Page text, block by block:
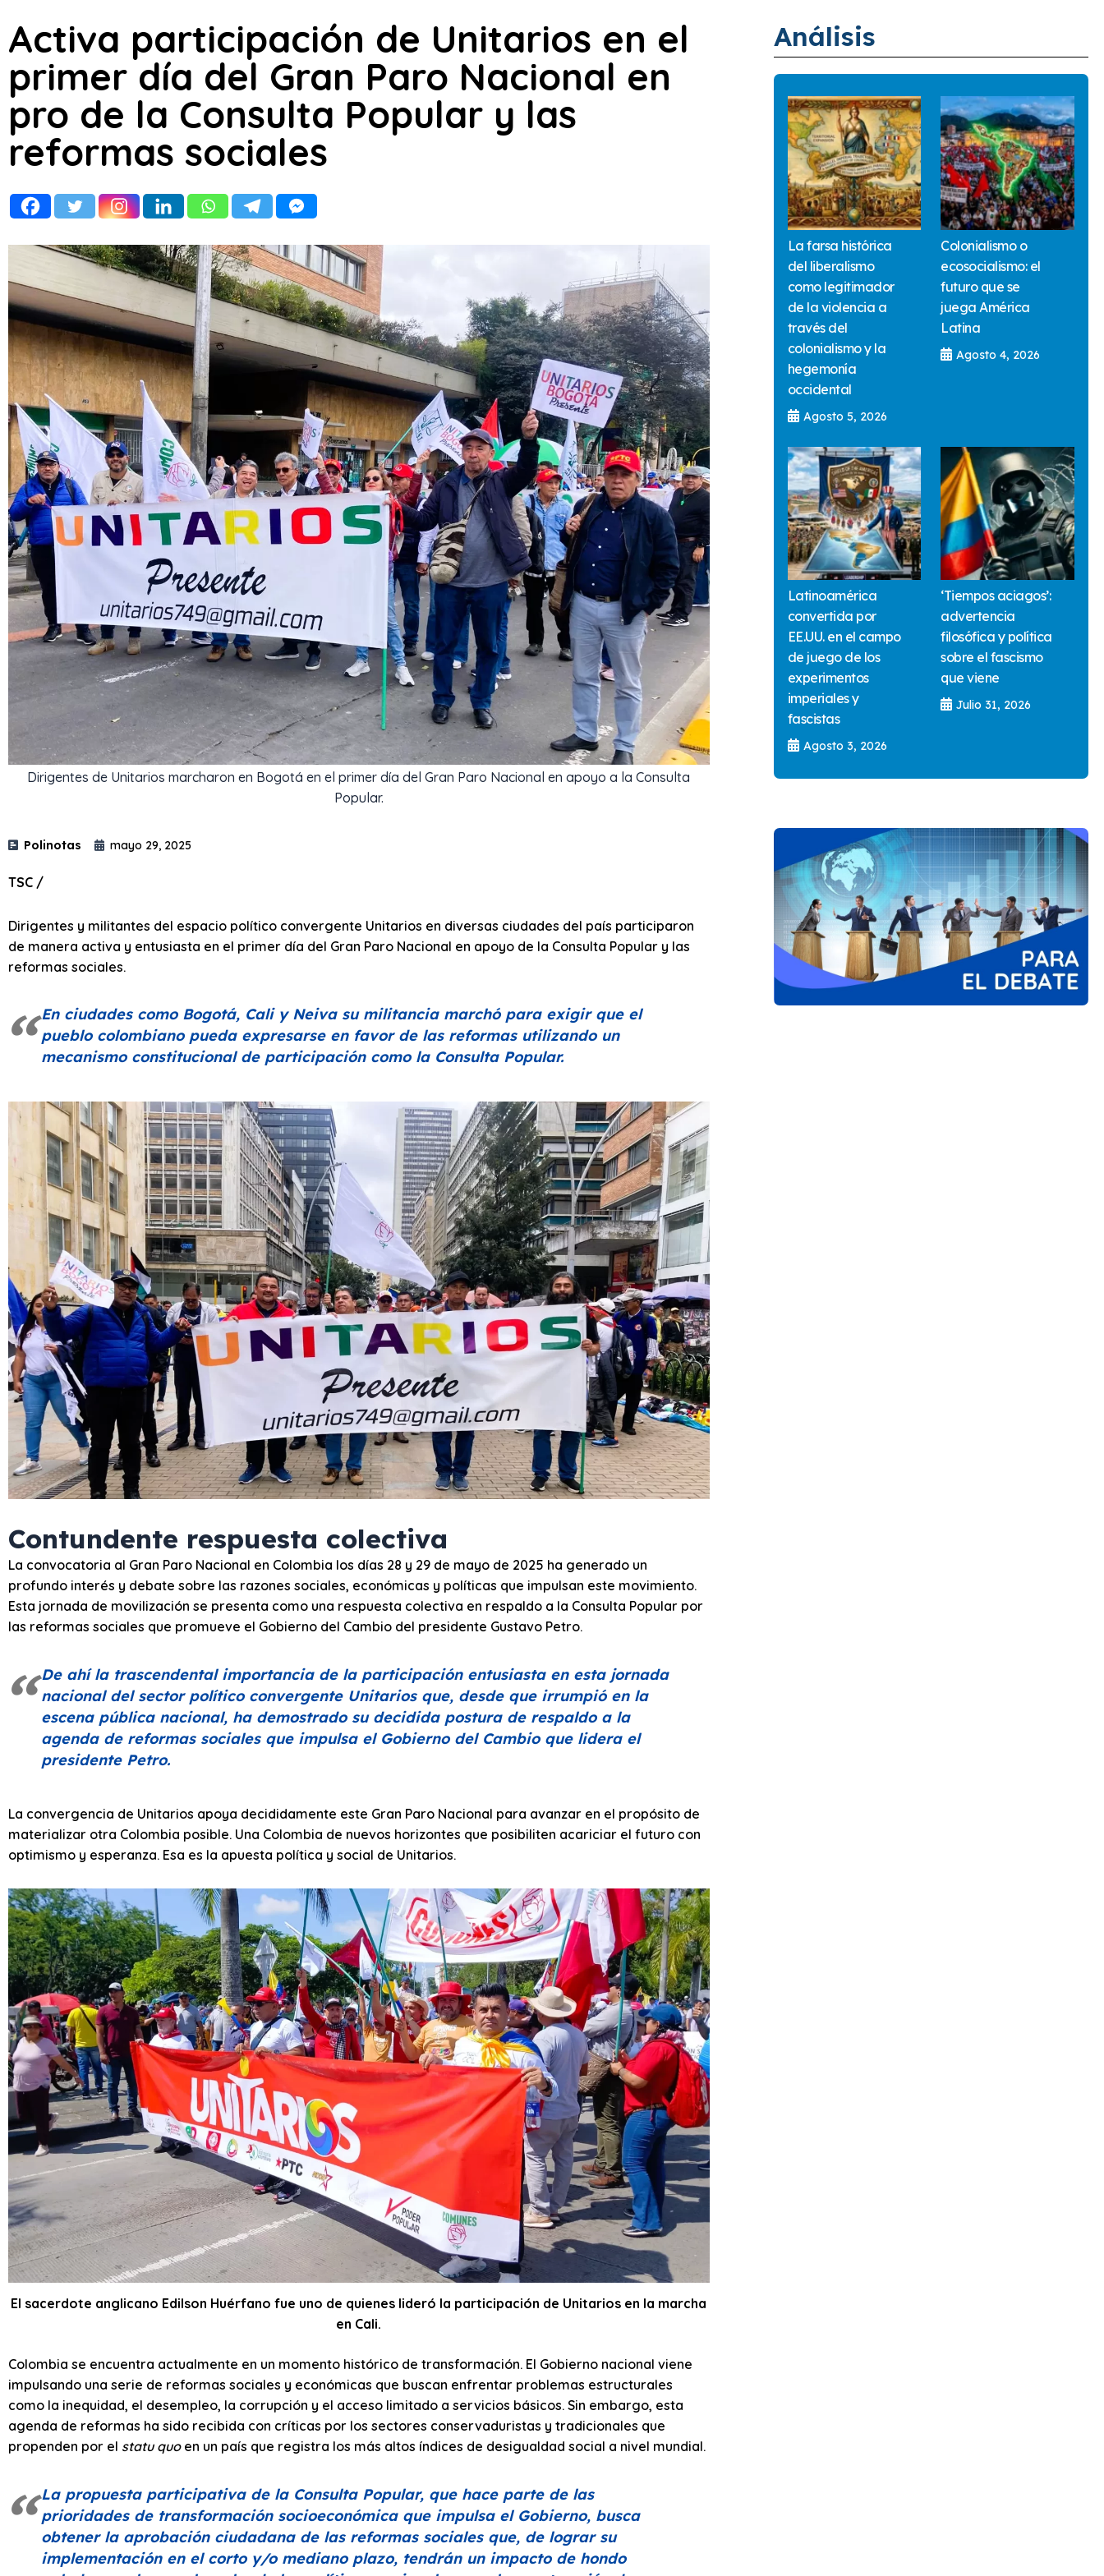
Activa participación de Unitarios en el
primer día del Gran Paro Nacional en
pro de la Consulta Popular y las
reformas sociales
Dirigentes de Unitarios marcharon en Bogotá en el primer día del Gran Paro Nacional en apoyo a la Consulta
Popular.
Polinotas mayo 29, 2025
TSC /
Dirigentes y militantes del espacio político convergente Unitarios en diversas ciudades del país participaron
de manera activa y entusiasta en el primer día del Gran Paro Nacional en apoyo de la Consulta Popular y las
reformas sociales.
En ciudades como Bogotá, Cali y Neiva su militancia marchó para exigir que el
pueblo colombiano pueda expresarse en favor de las reformas utilizando un
mecanismo constitucional de participación como la Consulta Popular.
Contundente respuesta colectiva
La convocatoria al Gran Paro Nacional en Colombia los días 28 y 29 de mayo de 2025 ha generado un
profundo interés y debate sobre las razones sociales, económicas y políticas que impulsan este movimiento.
Esta jornada de movilización se presenta como una respuesta colectiva en respaldo a la Consulta Popular por
las reformas sociales que promueve el Gobierno del Cambio del presidente Gustavo Petro.
De ahí la trascendental importancia de la participación entusiasta en esta jornada
nacional del sector político convergente Unitarios que, desde que irrumpió en la
escena pública nacional, ha demostrado su decidida postura de respaldo a la
agenda de reformas sociales que impulsa el Gobierno del Cambio que lidera el
presidente Petro.
La convergencia de Unitarios apoya decididamente este Gran Paro Nacional para avanzar en el propósito de
materializar otra Colombia posible. Una Colombia de nuevos horizontes que posibiliten acariciar el futuro con
optimismo y esperanza. Esa es la apuesta política y social de Unitarios.
El sacerdote anglicano Edilson Huérfano fue uno de quienes lideró la participación de Unitarios en la marcha
en Cali.
Colombia se encuentra actualmente en un momento histórico de transformación. El Gobierno nacional viene
impulsando una serie de reformas sociales y económicas que buscan enfrentar problemas estructurales
como la inequidad, el desempleo, la corrupción y el acceso limitado a servicios básicos. Sin embargo, esta
agenda de reformas ha sido recibida con críticas por los sectores conservaduristas y tradicionales que
propenden por el statu quoen un país que registra los más altos índices de desigualdad social a nivel mundial.
La propuesta participativa de la Consulta Popular, que hace parte de las
prioridades de transformación socioeconómica que impulsa el Gobierno, busca
obtener la aprobación ciudadana de las reformas sociales que, de lograr su
implementación en el corto y/o mediano plazo, tendrán un impacto de hondo
Análisis
La farsa histórica
del liberalismo
como legitimador
de la violencia a
través del
colonialismo y la
hegemonía
occidental
Agosto 5, 2026
Colonialismo o
ecosocialismo: el
futuro que se
juega América
Latina
Agosto 4, 2026
Latinoamérica
convertida por
EE.UU. en el campo
de juego de los
experimentos
imperiales y
fascistas
Agosto 3, 2026
‘Tiempos aciagos’:
advertencia
filosófica y política
sobre el fascismo
que viene
Julio 31, 2026